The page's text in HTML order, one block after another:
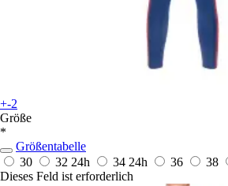
+-2
Größe
*
Größentabelle
30
32 24h 34 24h 36 38
Dieses Feld ist erforderlich